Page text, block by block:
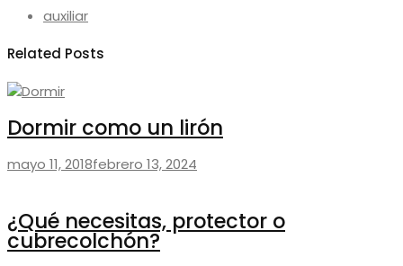
auxiliar
Related Posts
Dormir como un lirón
mayo 11, 2018febrero 13, 2024
¿Qué necesitas, protector o
cubrecolchón?